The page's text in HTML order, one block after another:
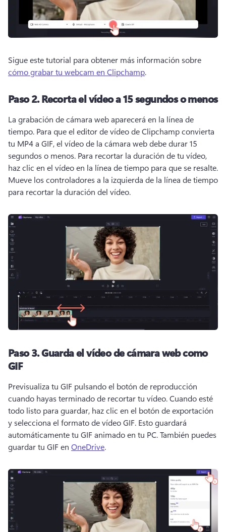
Sigue este tutorial para obtener más información sobre
cómo grabar tu webcam en Clipchamp.
Paso 2.Recorta el vídeo a 15 segundos o menos
La grabación de cámara web aparecerá en la línea de
tiempo. Para que el editor de vídeo de Clipchamp convierta
tu MP4 a GIF, el vídeo de la cámara web debe durar 15
segundos o menos. Para recortar la duración de tu vídeo,
Mueve los controladores a la izquierda de la línea de tiempo
para recortar la duración del vídeo.
Paso 3.Guarda el vídeo de cámara web como
GIF
Previsualiza tu GIF pulsando el botón de reproducción
cuando hayas terminado de recortar tu vídeo. Cuando esté
todo listo para guardar, haz clic en el botón de exportación
y selecciona el formato de vídeo GIF. Esto guardará
automáticamente tu GIF animado en tu PC. También puedes
guardar tu GIF en OneDrive.